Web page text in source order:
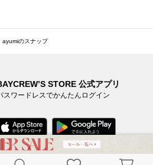
ayumiのスナップ
STORE 公式アプリ
スワードレスでかんたんログイン
SERVICE